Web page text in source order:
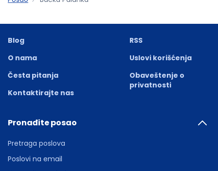
Blog
O nama
Česta pitanja
Kontaktirajte nas
RSS
Uslovi korišćenja
Obaveštenje o
privatnosti
Pronađite posao
Pretraga poslova
Poslovi na email